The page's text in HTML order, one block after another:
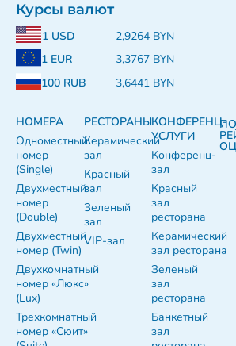
Курсы валют
1 USD
2,9264 BYN
1 EUR
3,3767 BYN
100 RUB
3,6441 BYN
НОМЕРА
Одноместный
номер
(Single)
Двухместный
номер
(Double)
Двухместный
номер (Twin)
Двухкомнатный
номер «Люкс»
(Lux)
Трехкомнатный
номер «Сюит»
РЕСТОРАНЫ
Керамический
зал
Красный
зал
Зеленый
зал
VIP-зал
КОНФЕРЕНЦ-
УСЛУГИ
Конференц-
зал
Красный
зал
ресторана
Керамический
зал ресторана
Зеленый
зал
ресторана
Банкетный
зал